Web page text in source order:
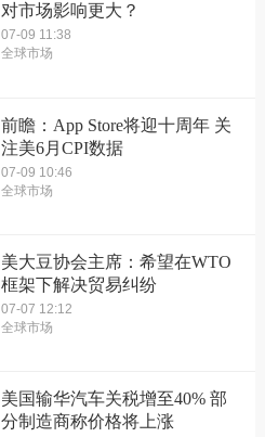
对市场影响更大？
07-09 11:38
全球市场
前瞻：App Store将迎十周年 关
注美6月CPI数据
07-09 10:46
全球市场
美大豆协会主席：希望在WTO
框架下解决贸易纠纷
07-07 12:12
全球市场
美国输华汽车关税增至40% 部
分制造商称价格将上涨